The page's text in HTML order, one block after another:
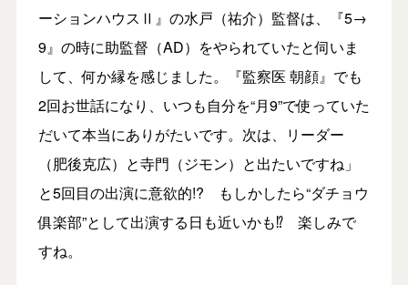
ーションハウスⅡ』の水戸（祐介）監督は、『5→
9』の時に助監督（AD）をやられていたと伺いま
して、何か縁を感じました。『監察医 朝顔』でも
2回お世話になり、いつも自分を“月9”で使っていた
だいて本当にありがたいです。次は、リーダー
（肥後克広）と寺門（ジモン）と出たいですね」
と5回目の出演に意欲的!? もしかしたら“ダチョウ
俱楽部”として出演する日も近いかも⁉ 楽しみで
すね。